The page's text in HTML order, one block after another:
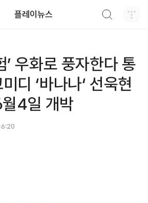
플레이뉴스
’ 우화로 풍자한다 통
디 ‘바나나‘ 선욱현
4일 개박